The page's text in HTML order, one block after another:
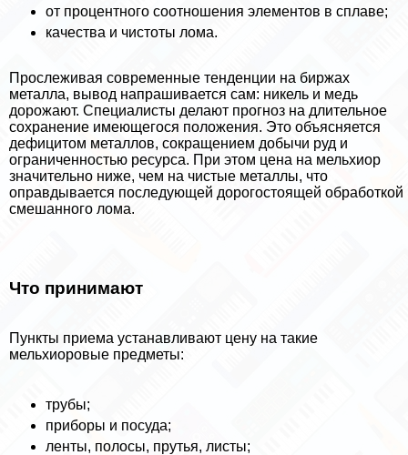
от процентного соотношения элементов в сплаве;
качества и чистоты лома.
Прослеживая современные тенденции на биржах
металла, вывод напрашивается сам: никель и медь
дорожают. Специалисты делают прогноз на длительное
сохранение имеющегося положения. Это объясняется
дефицитом металлов, сокращением добычи руд и
ограниченностью ресурса. При этом цена на мельхиор
значительно ниже, чем на чистые металлы, что
оправдывается последующей дорогостоящей обработкой
смешанного лома.
Что принимают
Пункты приема устанавливают цену на такие
мельхиоровые предметы:
трубы;
приборы и посуда;
ленты, полосы, прутья, листы;